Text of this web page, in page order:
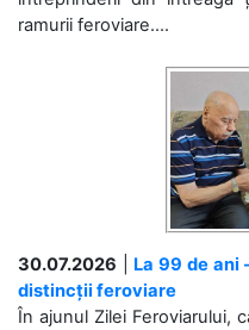
ramurii feroviare....
30.07.2026
La 99 de ani
distincții feroviare
În ajunul Zilei Feroviarului,